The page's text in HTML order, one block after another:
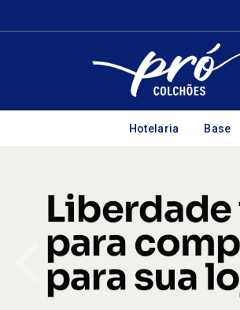
Hotelaria Base